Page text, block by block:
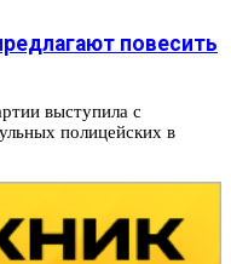
повесить
выступила с
полицейских в